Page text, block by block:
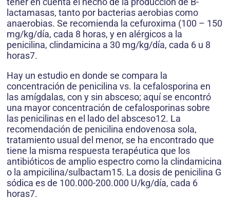
lactamasas, tanto por bacterias aerobias como
anaerobias. Se recomienda la cefuroxima (100 – 150
mg/kg/día, cada 8 horas, y en alérgicos a la
penicilina, clindamicina a 30 mg/kg/día, cada 6 u 8
horas7.
Hay un estudio en donde se compara la
concentración de penicilina vs. la cefalosporina en
las amígdalas, con y sin absceso; aquí se encontró
una mayor concentración de cefalosporinas sobre
las penicilinas en el lado del absceso12. La
recomendación de penicilina endovenosa sola,
tratamiento usual del menor, se ha encontrado que
tiene la misma respuesta terapéutica que los
antibióticos de amplio espectro como la clindamicina
o la ampicilina/sulbactam15. La dosis de penicilina G
sódica es de 100.000-200.000 U/kg/día, cada 6
horas7.